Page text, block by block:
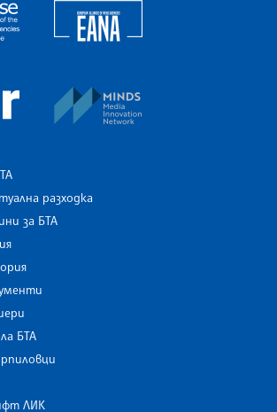
The Assocoation of the Balkan News Agencies
European Newsroom
разходка
за БТА
БТА
ЛИК